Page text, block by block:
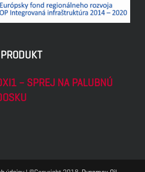
– SPREJ NA PALUBNÚ